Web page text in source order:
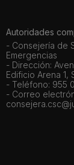
Autoridades
- Consejería de
Emergencias
- Dirección:
Edificio Arena 1,
- Teléfono: 955
- Correo